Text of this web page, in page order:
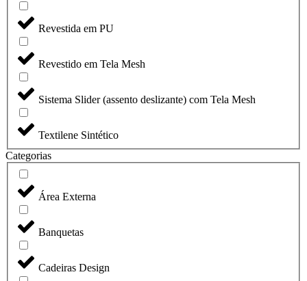
Revestida em PU
Revestido em Tela Mesh
Sistema Slider (assento deslizante) com Tela Mesh
Textilene Sintético
Categorias
Área Externa
Banquetas
Cadeiras Design